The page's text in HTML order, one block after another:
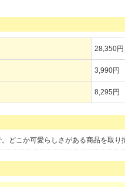
28,350円
3,990円
8,295円
どこか可愛らしさがある商品を取